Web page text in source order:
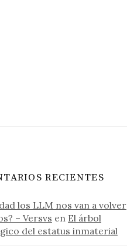
RECIENTES
los LLM nos van a volver
– Versvs en El árbol
del estatus inmaterial